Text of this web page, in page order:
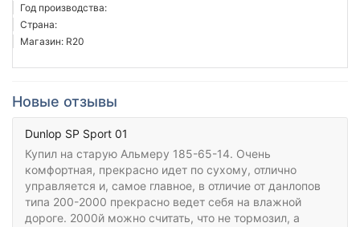
Год производства:
Страна:
Магазин: R20
Новые отзывы
Dunlop SP Sport 01
Купил на старую Альмеру 185-65-14. Очень
комфортная, прекрасно идет по сухому, отлично
управляется и, самое главное, в отличие от данлопов
типа 200-2000 прекрасно ведет себя на влажной
дороге. 2000й можно считать, что не тормозил, а